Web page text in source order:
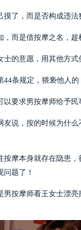
摸了，而是否构成违
，而是借按摩之名，
士的意愿，用其他方式
44条规定，猥亵他人
以要求男按摩师给予
友说，按的时候为什
按摩本身就存在隐患
问题了！
男按摩师看王女士漂